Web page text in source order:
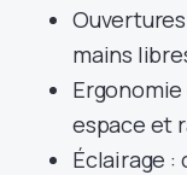
mains
espace et
Éclairage :